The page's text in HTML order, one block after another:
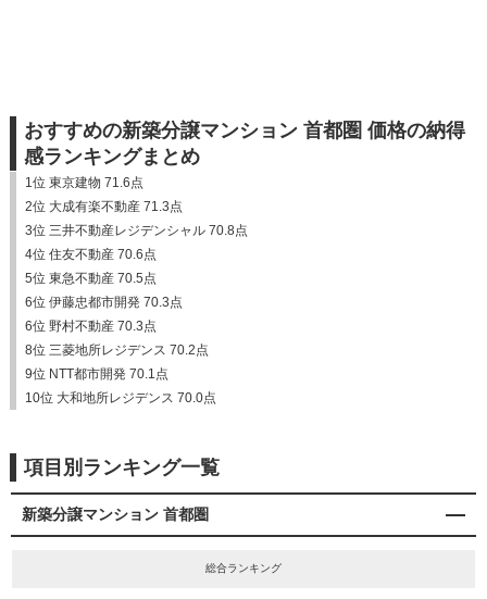
おすすめの新築分譲マンション 首都圏 価格の納得
感ランキングまとめ
1位 東京建物 71.6点
2位 大成有楽不動産 71.3点
3位 三井不動産レジデンシャル 70.8点
4位 住友不動産 70.6点
5位 東急不動産 70.5点
6位 伊藤忠都市開発 70.3点
6位 野村不動産 70.3点
8位 三菱地所レジデンス 70.2点
9位 NTT都市開発 70.1点
10位 大和地所レジデンス 70.0点
項目別ランキング一覧
新築分譲マンション 首都圏
総合ランキング